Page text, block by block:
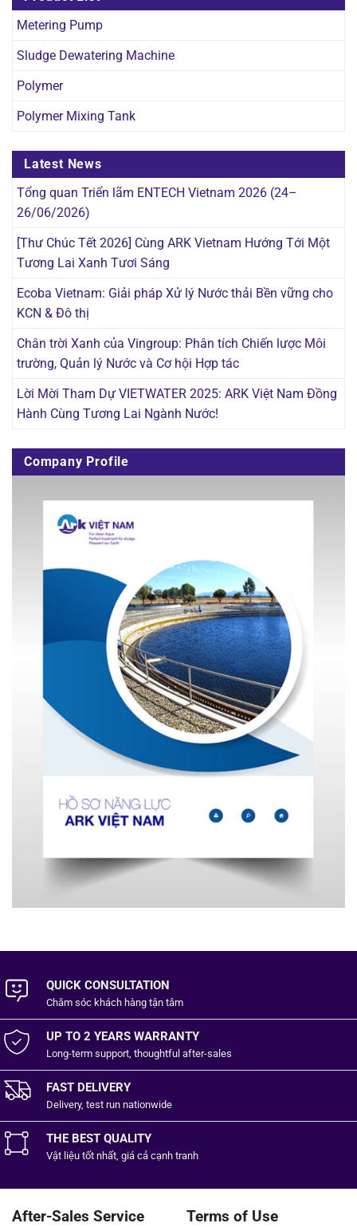
Metering Pump
Sludge Dewatering Machine
Polymer
Polymer Mixing Tank
Latest News
Tổng quan Triển lãm ENTECH Vietnam 2026 (24–
26/06/2026)
[Thư Chúc Tết 2026] Cùng ARK Vietnam Hướng Tới Một
Tương Lai Xanh Tươi Sáng
Ecoba Vietnam: Giải pháp Xử lý Nước thải Bền vững cho
KCN & Đô thị
Chân trời Xanh của Vingroup: Phân tích Chiến lược Môi
trường, Quản lý Nước và Cơ hội Hợp tác
Lời Mời Tham Dự VIETWATER 2025: ARK Việt Nam Đồng
Hành Cùng Tương Lai Ngành Nước!
Company Profile
QUICK CONSULTATION
Chăm sóc khách hàng tận tâm
UP TO 2 YEARS WARRANTY
Long-term support, thoughtful after-sales
FAST DELIVERY
Delivery, test run nationwide
THE BEST QUALITY
Vật liệu tốtnhất, giá cả cạnh tranh
After-Sales Service Terms of Use